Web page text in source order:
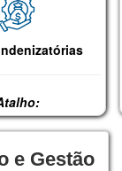
e Gestão